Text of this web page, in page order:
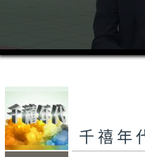
0
seconds
12
seconds
千禧年